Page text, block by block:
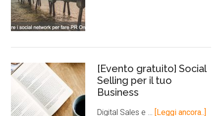
[Evento gratuito] Social
Selling per il tuo
Business
Digital Sales e … [Leggi ancora..]